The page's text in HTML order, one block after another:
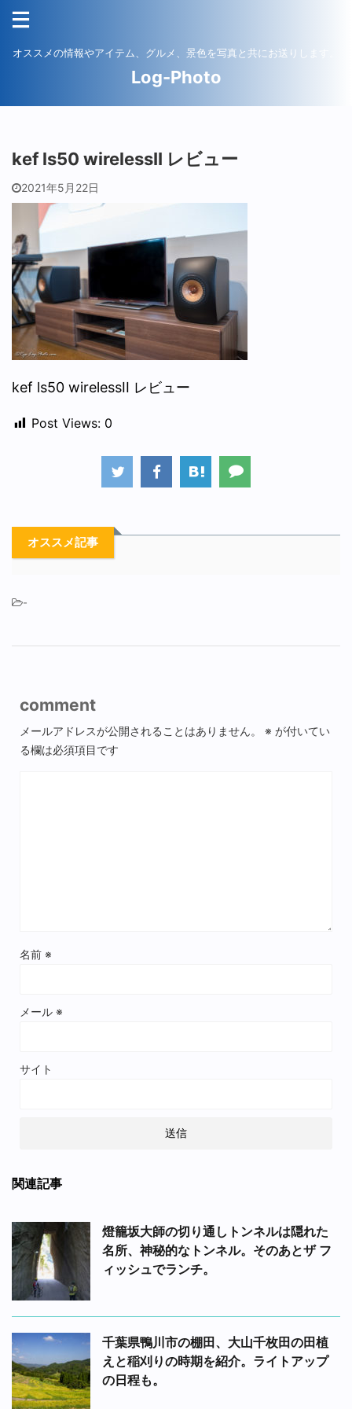
オススメの情報やアイテム、グルメ、景色を写真と共にお送りします。
Log-Photo
kef ls50 wirelessII レビュー
2021年5月22日
kef ls50 wirelessII レビュー
Post Views: 0
オススメ記事
-
comment
メールアドレスが公開されることはありません。 ※ が付いてい
る欄は必須項目です
名前 ※
メール ※
サイト
関連記事
燈籠坂大師の切り通しトンネルは隠れた
名所、神秘的なトンネル。そのあとザ フ
ィッシュでランチ。
千葉県鴨川市の棚田、大山千枚田の田植
えと稲刈りの時期を紹介。ライトアップ
の日程も。